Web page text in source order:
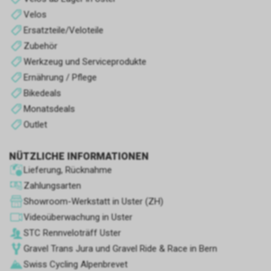
Velos
Ersatzteile/Veloteile
Zubehör
Werkzeug und Serviceprodukte
Ernährung / Pflege
Bikedeals
Monatsdeals
Outlet
NÜTZLICHE INFORMATIONEN
Lieferung, Rücknahme
Zahlungsarten
Showroom-Werkstatt in Uster (ZH)
Videoüberwachung in Uster
STC Rennve­loträff Uster
Gravel Trans Jura und Gravel Ride & Race in Bern
Swiss Cycling Alpenbrevet